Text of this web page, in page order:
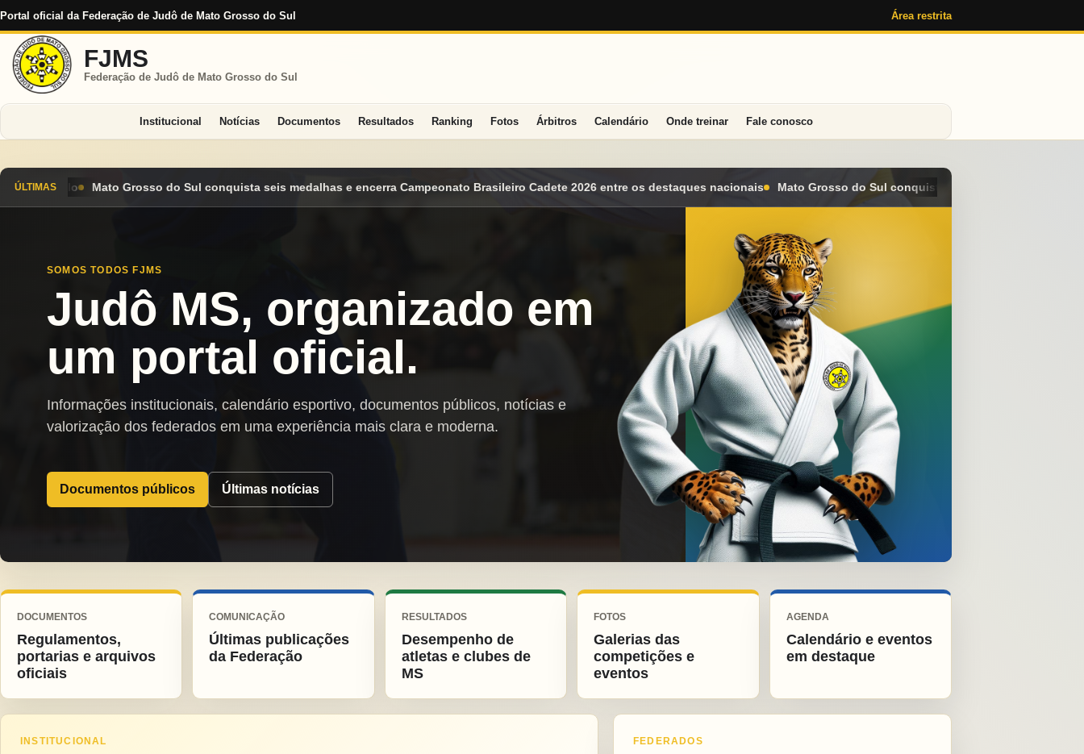
Portal oficial da Federação de Judô de Mato Grosso do Sul Área restrita
FJMS
Federação de Judô de Mato Grosso do Sul
Institucional Notícias Documentos Resultados Ranking Fotos Árbitros Calendário Onde treinar Fale conosco
ÚLTIMASseis medalhas e encerra Campeonato Brasileiro Cadete 2026 entre os destaques nacionais Mato Grosso do Sul conquista seis medalhas e alcança o 4º lugar geral no Campeonato
SOMOS TODOS FJMS
Judô MS, organizado em
um portal oficial.
Informações institucionais, calendário esportivo, documentos públicos, notícias e
valorização dos federados em uma experiência mais clara e moderna.
Documentos públicos Últimas notícias
DOCUMENTOS
Regulamentos,
portarias e arquivos
oficiais
COMUNICAÇÃO
Últimas publicações
da Federação
RESULTADOS
Desempenho de
atletas e clubes de
MS
FOTOS
Galerias das
competições e
eventos
AGENDA
Calendário e eventos
em destaque
INSTITUCIONAL FEDERADOS